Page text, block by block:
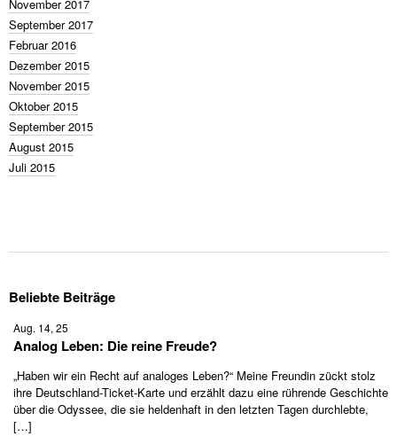
November 2017
September 2017
Februar 2016
Dezember 2015
November 2015
Oktober 2015
September 2015
August 2015
Juli 2015
Beliebte Beiträge
Aug. 14, 25
Analog Leben: Die reine Freude?
„Haben wir ein Recht auf analoges Leben?“ Meine Freundin zückt stolz
ihre Deutschland-Ticket-Karte und erzählt dazu eine rührende Geschichte
über die Odyssee, die sie heldenhaft in den letzten Tagen durchlebte,
[…]